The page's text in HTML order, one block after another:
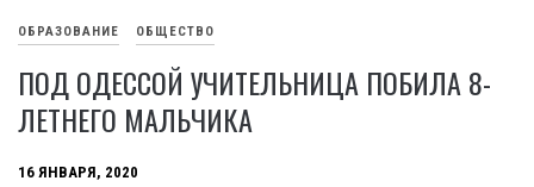
ОБРАЗОВАНИЕ ОБЩЕСТВО
ПОД ОДЕССОЙ УЧИТЕЛЬНИЦА ПОБИЛА 8-
ЛЕТНЕГО МАЛЬЧИКА
16 ЯНВАРЯ, 2020